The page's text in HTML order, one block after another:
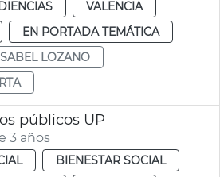
VALENCIA
EN PORTADA TEMÁTICA
LOZANO
públicos UP
3 años
BIENESTAR SOCIAL